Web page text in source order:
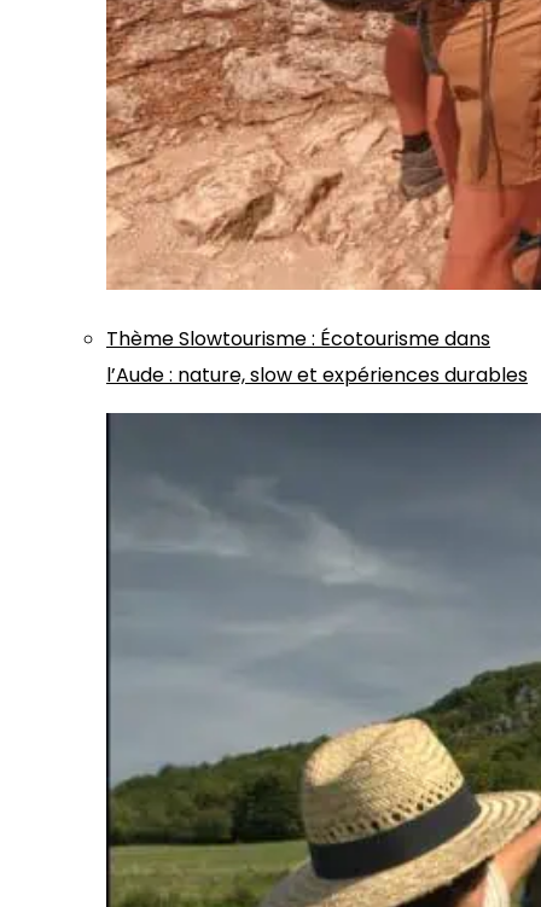
ThèmeSlowtourisme: Écotourisme dans
l’Aude : nature, slow et expériences durables